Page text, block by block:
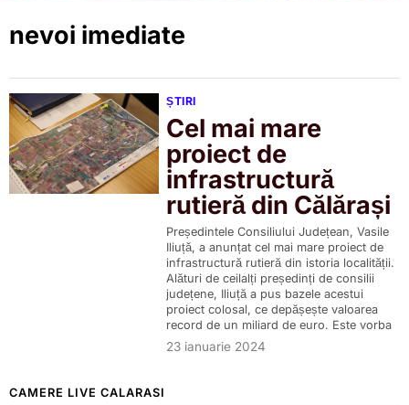
nevoi imediate
ȘTIRI
Cel mai mare
proiect de
infrastructură
rutieră din Călărași
Președintele Consiliului Județean, Vasile
Iliuță, a anunțat cel mai mare proiect de
infrastructură rutieră din istoria localității.
Alături de ceilalți președinți de consilii
județene, Iliuță a pus bazele acestui
proiect colosal, ce depășește valoarea
record de un miliard de euro. Este vorba
23 ianuarie 2024
CAMERE LIVE CALARASI